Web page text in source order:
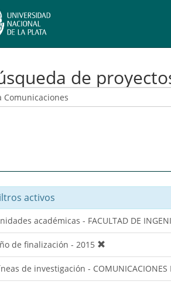
de
activos
académicas - FACULTAD DE
de finalización - 2015
de investigación - COMUNICACIONES